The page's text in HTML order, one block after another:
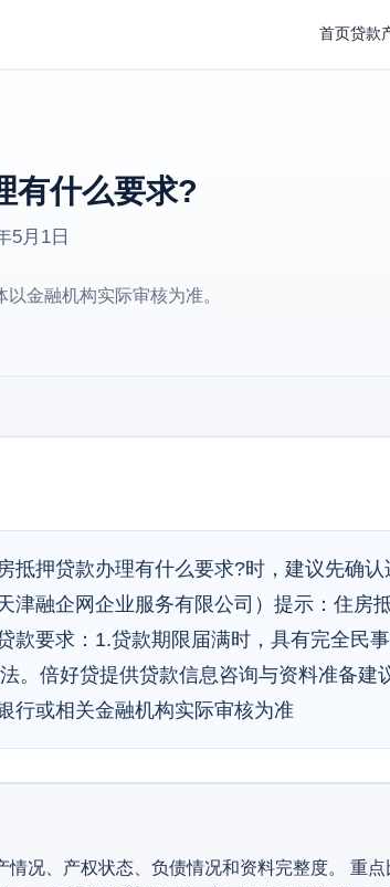
首页贷款
有什么要求?
5月1日
金融机构实际审核为准。
抵押贷款办理有什么要求?时，建议先确
津融企网企业服务有限公司）提示：住房
款要求：1.贷款期限届满时，具有完全民
。倍好贷提供贷款信息咨询与资料准备建
行或相关金融机构实际审核为准
情况、产权状态、负债情况和资料完整度。 重